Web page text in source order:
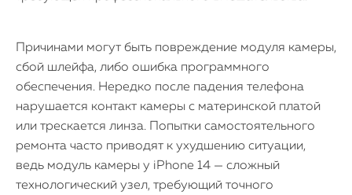
Причинами могут быть повреждение модуля камеры,
сбой шлейфа, либо ошибка программного
обеспечения. Нередко после падения телефона
нарушается контакт камеры с материнской платой
или трескается линза. Попытки самостоятельного
ремонта часто приводят к ухудшению ситуации,
ведь модуль камеры у iPhone 14 — сложный
технологический узел, требующий точного